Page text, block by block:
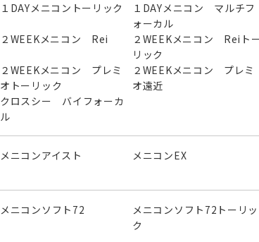
１DAYメニコントーリック
１DAYメニコン マルチフ
ォーカル
２WEEKメニコン Rei
２WEEKメニコン Reiト
リック
２WEEKメニコン プレミ
オトーリック
２WEEKメニコン プレミ
オ遠近
クロスシー バイフォーカ
ル
メニコンアイスト メニコンEX
メニコンソフト72
メニコンソフト72トーリッ
ク